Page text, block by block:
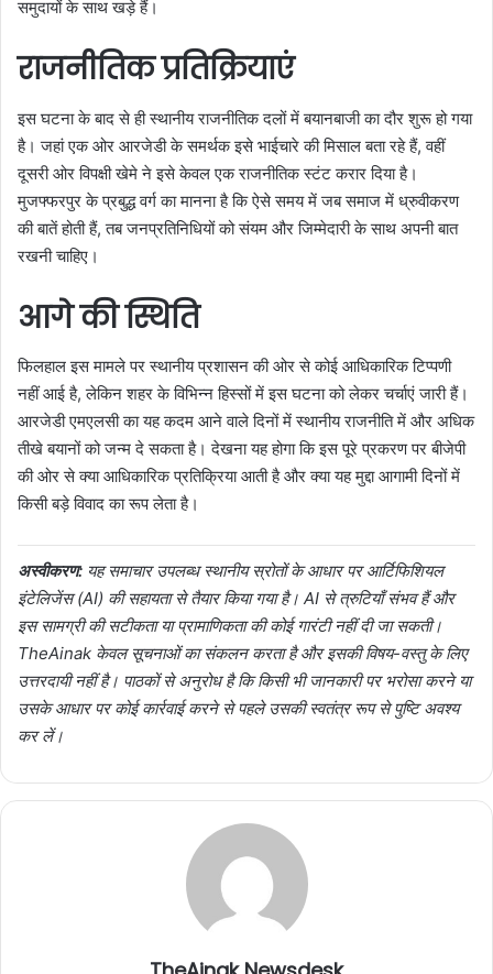
समुदायों के साथ खड़े हैं।
राजनीतिक प्रतिक्रियाएं
इस घटना के बाद से ही स्थानीय राजनीतिक दलों में बयानबाजी का दौर शुरू हो गया
है। जहां एक ओर आरजेडी के समर्थक इसे भाईचारे की मिसाल बता रहे हैं, वहीं
दूसरी ओर विपक्षी खेमे ने इसे केवल एक राजनीतिक स्टंट करार दिया है।
मुजफ्फरपुर के प्रबुद्ध वर्ग का मानना है कि ऐसे समय में जब समाज में ध्रुवीकरण
की बातें होती हैं, तब जनप्रतिनिधियों को संयम और जिम्मेदारी के साथ अपनी बात
रखनी चाहिए।
आगे की स्थिति
फिलहाल इस मामले पर स्थानीय प्रशासन की ओर से कोई आधिकारिक टिप्पणी
नहीं आई है, लेकिन शहर के विभिन्न हिस्सों में इस घटना को लेकर चर्चाएं जारी हैं।
आरजेडी एमएलसी का यह कदम आने वाले दिनों में स्थानीय राजनीति में और अधिक
तीखे बयानों को जन्म दे सकता है। देखना यह होगा कि इस पूरे प्रकरण पर बीजेपी
की ओर से क्या आधिकारिक प्रतिक्रिया आती है और क्या यह मुद्दा आगामी दिनों में
किसी बड़े विवाद का रूप लेता है।
अस्वीकरण: यह समाचार उपलब्ध स्थानीय स्रोतों के आधार पर आर्टिफिशियल
इंटेलिजेंस (AI) की सहायता से तैयार किया गया है। AI से त्रुटियाँ संभव हैं और
इस सामग्री की सटीकता या प्रामाणिकता की कोई गारंटी नहीं दी जा सकती।
TheAinak केवल सूचनाओं का संकलन करता है और इसकी विषय-वस्तु के लिए
उत्तरदायी नहीं है। पाठकों से अनुरोध है कि किसी भी जानकारी पर भरोसा करने या
उसके आधार पर कोई कार्रवाई करने से पहले उसकी स्वतंत्र रूप से पुष्टि अवश्य
कर लें।